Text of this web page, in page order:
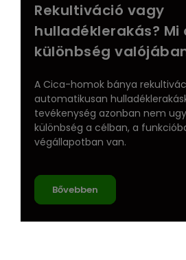
Rekultiváció vagy
hulladéklerakás? Mi
különbség
A Cica-homok bánya
automatikusan
tevékenység azonban nem
különbség a célban, a
végállapotban van.
Bővebben